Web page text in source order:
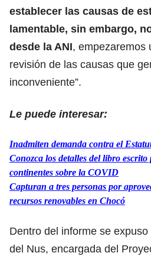
establecer las causas de
lamentable, sin embargo,
desde la ANI, empezaremos
revisión de las causas que
inconveniente”.
Le puede interesar:
Inadmiten demanda contra el
Conozca los detalles del libro
continentes sobre la COVID
Capturan a tres personas por
recursos renovables en Chocó
Dentro del informe se
del Nus, encargada del